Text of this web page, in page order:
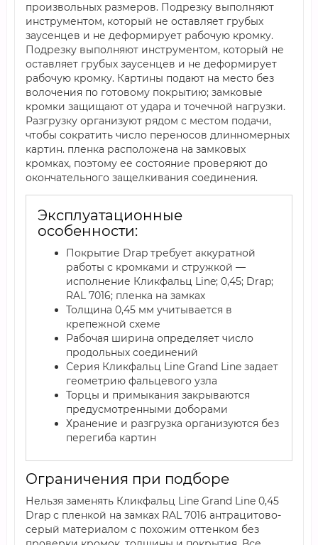
произвольных размеров. Подрезку выполняют
инструментом, который не оставляет грубых
заусенцев и не деформирует рабочую кромку.
Подрезку выполняют инструментом, который не
оставляет грубых заусенцев и не деформирует
рабочую кромку. Картины подают на место без
волочения по готовому покрытию; замковые
кромки защищают от удара и точечной нагрузки.
Разгрузку организуют рядом с местом подачи,
чтобы сократить число переносов длинномерных
картин. пленка расположена на замковых
кромках, поэтому ее состояние проверяют до
окончательного защелкивания соединения.
Эксплуатационные
особенности:
Покрытие Drap требует аккуратной
работы с кромками и стружкой —
исполнение Кликфальц Line; 0,45; Drap;
RAL 7016; пленка на замках
Толщина 0,45 мм учитывается в
крепежной схеме
Рабочая ширина определяет число
продольных соединений
Серия Кликфальц Line Grand Line задает
геометрию фальцевого узла
Торцы и примыкания закрываются
предусмотренными доборами
Хранение и разгрузка организуются без
перегиба картин
Ограничения при подборе
Нельзя заменять Кликфальц Line Grand Line 0,45
Drap с пленкой на замках RAL 7016 антрацитово-
серый материалом с похожим оттенком без